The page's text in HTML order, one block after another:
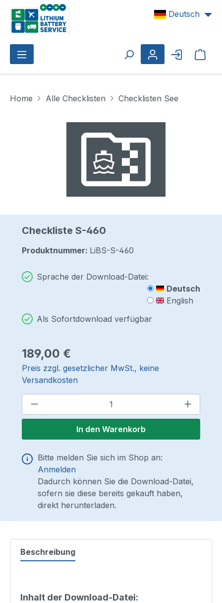
Zum Hauptinhalt springen Deutsch
Home Alle Checklisten
Checklisten See
Checkliste S-460
Produktnummer: LiBS-S-460
Sprache der Download-Datei:
Deutsch
English
Als Sofortdownload verfügbar
Regulärer Preis:
189,00 €
Preis zzgl. gesetzlicher MwSt., keine
Versandkosten
Produkt Anzahl: Gib den
In den Warenkorb
Bitte melden Sie sich im Shop an:
Anmelden
Dadurch können Sie die Download-Datei,
sofern sie diese bereits gekauft haben,
direkt herunterladen.
Beschreibung
Inhalt der Download-Datei: